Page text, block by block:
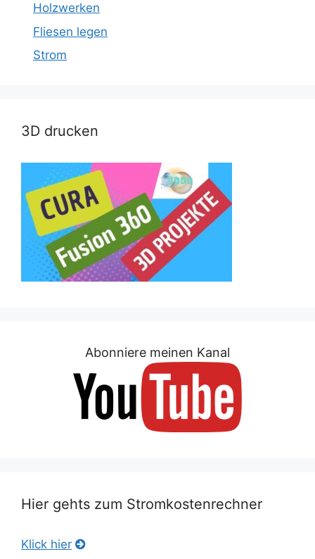
Holzwerken
Fliesen legen
Strom
3D drucken
Abonniere meinen Kanal
Hier gehts zum Stromkostenrechner
Klick hier